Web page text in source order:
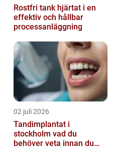
Rostfri tank hjärtat i en
effektiv och hållbar
processanläggning
02 juli 2026
Tandimplantat i
stockholm vad du
behöver veta innan du